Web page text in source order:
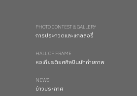
PHOTO CONTEST & GALLERY
การประกวดและแกลลอรี่
HALL OF FRAME
หอเกียรติยศศิลปินนักถ่ายภาพ
NEWS
ข่าวประกาศ